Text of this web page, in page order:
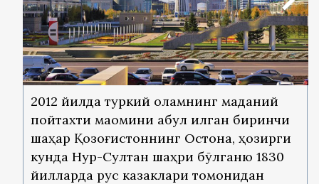
2012 йилда туркий оламнинг маданий
пойтахти мақомини қабул қилган биринчи
шаҳар Қозоғистоннинг Остона, ҳозирги
кунда Нур-Султан шаҳри бўлганю 1830
йилларда рус казаклари томонидан